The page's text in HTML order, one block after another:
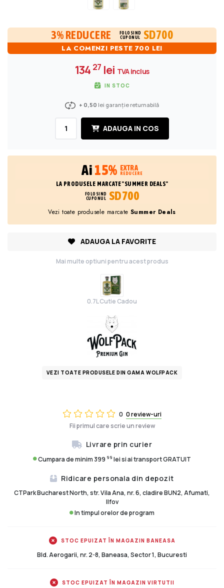
0 0 review-uri
Fii primul care scrie un review
Livrare prin curier
Cumpara de minim 399 99 lei si ai transport GRATUIT
Ridicare personala din depozit
CTPark Bucharest North, str. Vila Ana, nr. 6, cladire BUN2, Afumati,
Ilfov
In timpul orelor de program
STOC EPUIZAT ÎN MAGAZIN BANEASA
Bld. Aerogarii, nr. 2-8, Baneasa, Sector 1, Bucuresti
STOC EPUIZAT ÎN MAGAZIN VIRTUTII
3% REDUCERE
FOLOSIND
CUPONUL
SD700
LA COMENZI PESTE 700 LEI
134 27 lei TVA inclus
IN STOC
+ 0,50 lei garanție returnabilă
ADAUGA IN COS
Ai15% EXTRA
REDUCERE
LA PRODUSELE MARCATE "SUMMER DEALS"
FOLOSIND
CUPONUL
SD700
Vezi toate produsele marcate Summer Deals
ADAUGA LA FAVORITE
Mai multe optiuni pentru acest produs
0.7L Cutie Cadou
VEZI TOATE PRODUSELE DIN GAMA WOLFPACK